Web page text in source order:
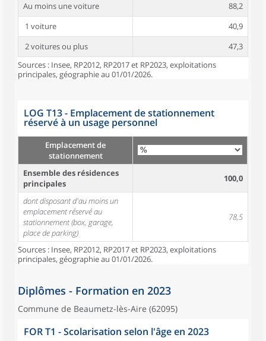
Au moins une voiture
88,2
1 voiture
40,9
2 voitures ou plus
47,3
Sources : Insee, RP2012, RP2017 et RP2023, exploitations
principales, géographie au 01/01/2026.
LOG T13 - Emplacement de stationnement
réservé à un usage personnel
Emplacement de
stationnement
Ensemble des résidences
principales
100,0
dont disposant d'au moins un
emplacement réservé au
stationnement (box, garage,
place de parking)
78,5
Sources : Insee, RP2012, RP2017 et RP2023, exploitations
principales, géographie au 01/01/2026.
Diplômes - Formation en 2023
Commune de Beaumetz-lès-Aire (62095)
FOR T1 - Scolarisation selon l'âge en 2023